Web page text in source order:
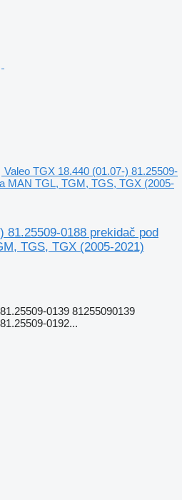
Valeo TGX 18.440 (01.07-) 81.25509-
MAN TGL, TGM, TGS, TGX (2005-
81.25509-0188 prekidač pod
TGS, TGX (2005-2021)
0139 81255090139
0192...